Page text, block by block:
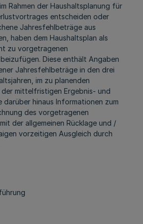
Rahmen der Haushaltsplanung für
entscheiden oder
Jahresfehlbeträge aus
haben dem Haushaltsplan als
zu vorgetragenen
Diese enthält Angaben
Jahresfehlbeträge in den drei
im zu planenden
der mittelfristigen Ergebnis- und
darüber hinaus Informationen zum
des vorgetragenen
der allgemeinen Rücklage und /
vorzeitigen Ausgleich durch